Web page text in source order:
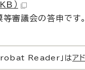
）
審議会の答申です。
Reader」はア